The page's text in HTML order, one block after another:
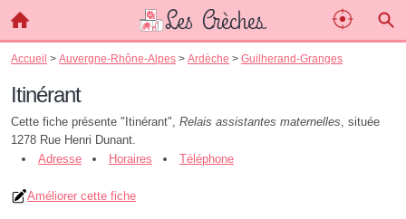
Accueil > Auvergne-Rhône-Alpes > Ardèche > Guilherand-Granges
Itinérant
Cette fiche présente "Itinérant", Relais assistantes maternelles, située
1278 Rue Henri Dunant.
Adresse
Horaires Téléphone
Améliorer cette fiche